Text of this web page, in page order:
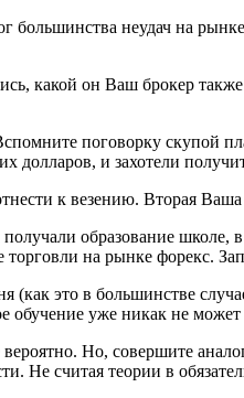
большинства неудач на
какой он Ваш брокер
поговорку скупой
долларов, и захотели
к везению. Вторая
образование школе, в
на рынке форекс.
(как это в большинстве
уже никак не
Но, совершите
Не считая теории в